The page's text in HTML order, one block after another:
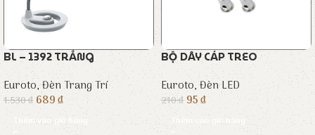
BL – 1392 TRẮNG
Euroto,Đèn Trang Trí
1.530₫ 689₫
Thêm vào giỏ hàng
BỘ DÂY CÁP TREO
Euroto,Đèn LED
210₫95₫
Thêm vào giỏ hàng